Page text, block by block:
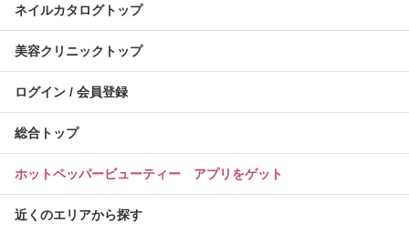
ネイルカタログトップ
美容クリニックトップ
ログイン / 会員登録
総合トップ
ホットペッパービューティー アプリをゲット
近くのエリアから探す